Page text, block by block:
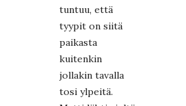
tuntuu, että
tyypit on siitä
paikasta
kuitenkin
jollakin tavalla
tosi ylpeitä.